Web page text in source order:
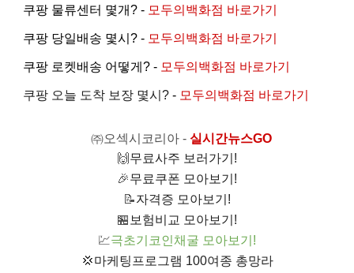
쿠팡 물류센터 몇개? - 모두의백화점 바로가기
쿠팡 당일배송 몇시? - 모두의백화점 바로가기
쿠팡 로켓배송 어떻게? - 모두의백화점 바로가기
쿠팡 오늘 도착 보장 몇시? - 모두의백화점 바로가기
㈜오섹시코리아- 실시간뉴스GO
🙌 무료사주 보러가기!
🎉무료쿠폰 모아보기!
📝자격증 모아보기!
🏪 보험비교 모아보기!
💹극초기코인채굴 모아보기!
💢마케팅프로그램 100여종 총망라